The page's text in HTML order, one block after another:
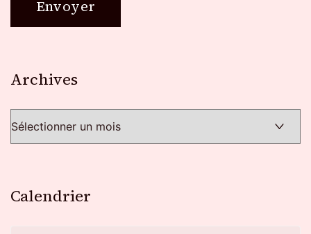
Archives
Calendrier